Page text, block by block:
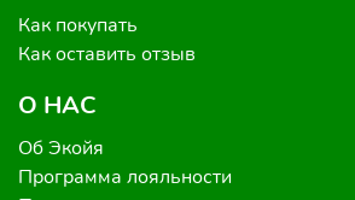
Как покупать
Как оставить отзыв
О НАС
Об Экойя
Программа лояльности